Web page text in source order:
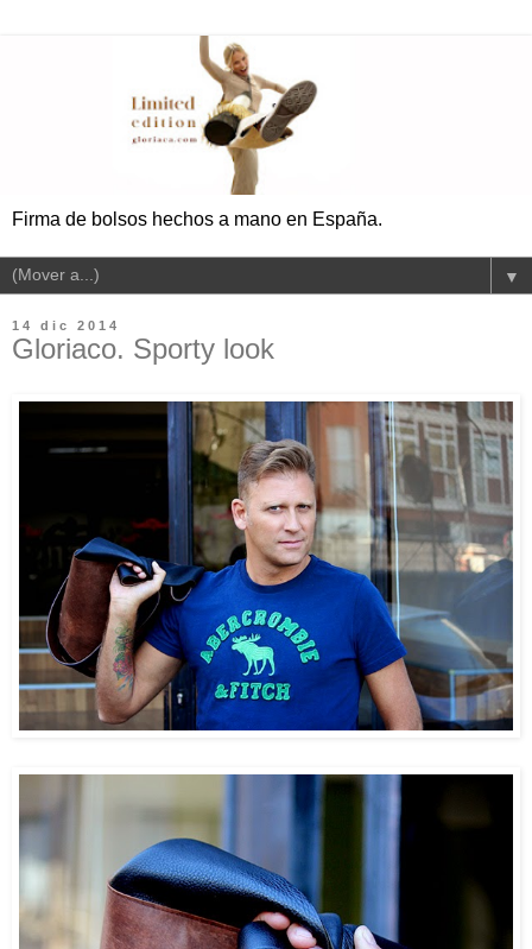
Firma de bolsos hechos a mano en España.
▼
14 dic 2014
Gloriaco. Sporty look